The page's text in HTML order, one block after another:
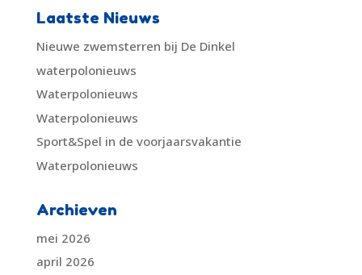
Laatste Nieuws
Nieuwe zwemsterren bij De Dinkel
waterpolonieuws
Waterpolonieuws
Waterpolonieuws
Sport&Spel in de voorjaarsvakantie
Waterpolonieuws
Archieven
mei 2026
april 2026